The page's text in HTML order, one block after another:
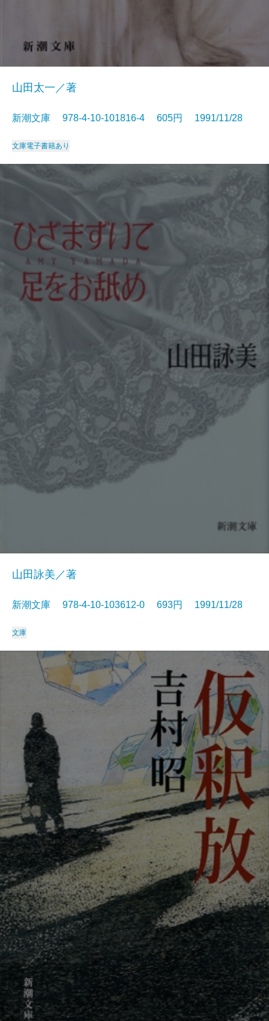
山田太一／著
新潮文庫 978-4-10-101816-4 605円 1991/11/28
文庫電子書籍あり
山田詠美／著
新潮文庫 978-4-10-103612-0 693円 1991/11/28
文庫